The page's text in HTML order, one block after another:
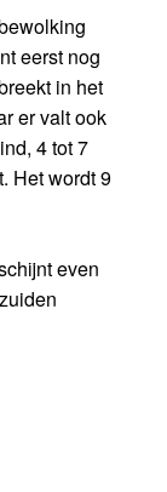
eerst nog
in het
er valt ook
4 tot 7
Het wordt 9
even